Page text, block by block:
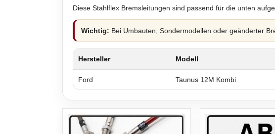
Diese Stahlflex Bremsleitungen sind passend für die unten
Wichtig: Bei Umbauten, Sondermodellen oder geänderter
Hersteller Modell
Ford Taunus 12M Kombi